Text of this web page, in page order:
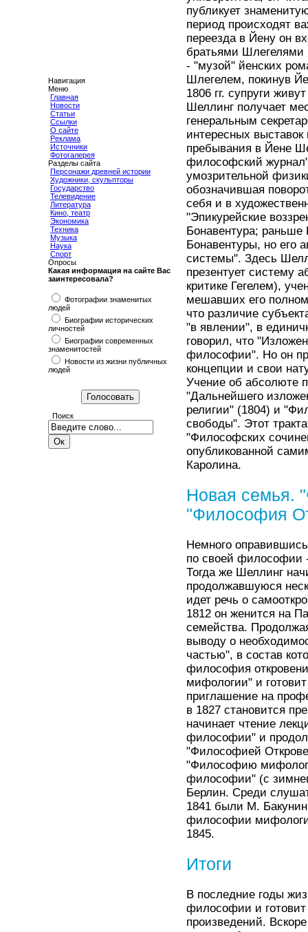
Навигация
Меню
Главная
Новости
Статьи
Ссылки
О сайте
Реклама
Источники
Фотогалерея
Разделы сайта
Персонажи древней истории
Художники, скульпторы
Государство
Телевидение
Литература
Кино, театр
Экономика
Техника
Музыка
Наука
Спорт
Опросы
Какая информация на сайте Вас
заинтересовала?
Фотографии знаменитых
людей
Биографии исторических
личностей
Биографии современных
знаменитостей
Новости из жизни публичных
людей
Поиск
публикует
период происходят
переезда в Йену он
братьями
- "музой" йенских
Шлегелем, покинув
1806 гг. супруги
Шеллинг получает
генеральным
интересных
пребывания в Йене
философский
умозрительной
обозначившая
себя и в
"Эпикурейские
Бонавентура;
Бонавентуры, но его
системы". Здесь
презентует систему
критике Гегелем),
мешавших его
что различие
"в явлении", в
говорил, что
философии". Но он
концепции и свои
Учение об абсолюте
"Дальнейшего
религии" (1804) и
свободы". Этот
"Философских
опубликованной
Каролина.
Новая семья.
"Философия
Немного
по своей философии
Тогда же Шеллинг
продолжавшуюся
идет речь о
1812 он женится на
семейства.
выводу о
частью", в состав
философия
мифологии" и
приглашение на
в 1827 становится
начинает чтение
философии" и
"Философией
"Философию
философии" (с
Берлин. Среди
1841 были М.
философии
1845.
Итоги
В последние годы
философии и
произведений.